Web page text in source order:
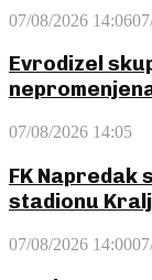
07/08/2026 14:06
Evrodizel
07/08/2026 14:05
FK
stadionu
07/08/2026 14:00